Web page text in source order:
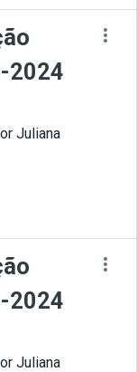
2024
Juliana
2024
Juliana